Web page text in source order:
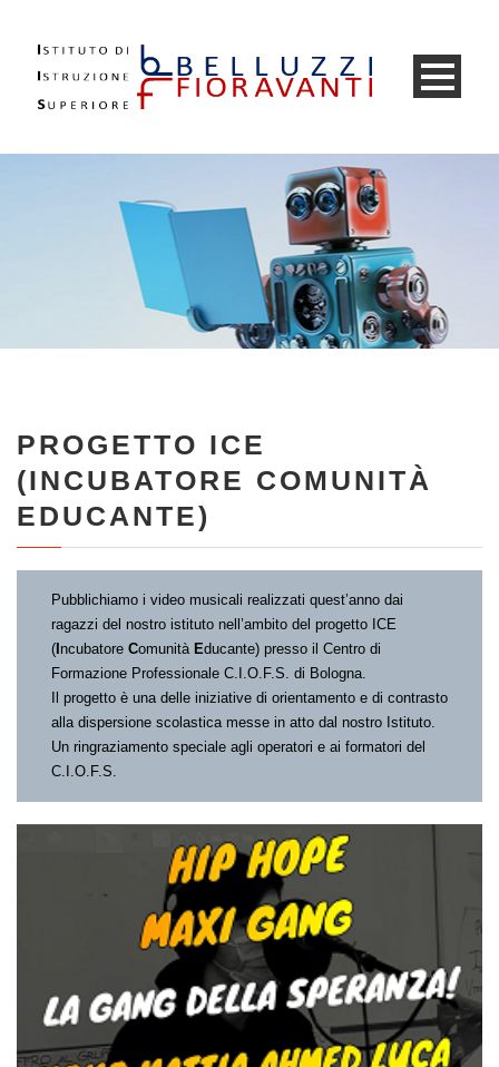
PROGETTO ICE
(INCUBATORE COMUNITÀ
EDUCANTE)
Pubblichiamo i video musicali realizzati quest’anno dai
ragazzi del nostro istituto nell’ambito del progetto ICE
(I ncubatore Comunità Educante) presso il Centro di
Formazione Professionale C.I.O.F.S. di Bologna.
Il progetto è una delle iniziative di orientamento e di contrasto
alla dispersione scolastica messe in atto dal nostro Istituto.
Un ringraziamento speciale agli operatori e ai formatori del
C.I.O.F.S.